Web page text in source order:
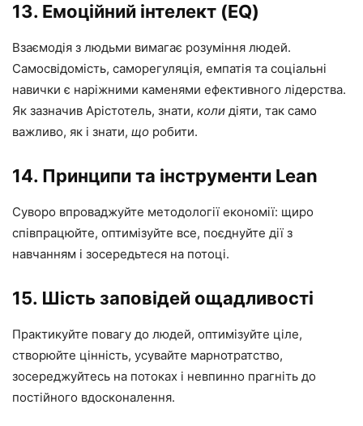
13. Емоційний інтелект (EQ)
Взаємодія з людьми вимагає розуміння людей.
Самосвідомість, саморегуляція, емпатія та соціальні
навички є наріжними каменями ефективного лідерства.
Як зазначив Арістотель, знати, коли діяти, так само
важливо, як і знати, що робити.
14. Принципи та інструменти Lean
Суворо впроваджуйте методології економії: щиро
співпрацюйте, оптимізуйте все, поєднуйте дії з
навчанням і зосередьтеся на потоці.
15. Шість заповідей ощадливості
Практикуйте повагу до людей, оптимізуйте ціле,
створюйте цінність, усувайте марнотратство,
зосереджуйтесь на потоках і невпинно прагніть до
постійного вдосконалення.